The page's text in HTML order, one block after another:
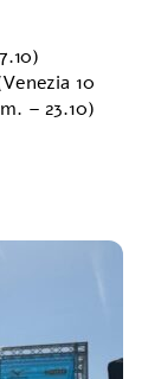
10
– 23.10)